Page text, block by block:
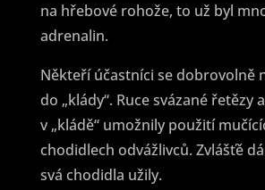
na hřebové rohože, to už byl
adrenalin.
Někteří účastníci se dobrovolně
do „klády“. Ruce svázané řetězy
v „kládě“ umožnily použití
chodidlech odvážlivců. Zvlášťě
svá chodidla užily.